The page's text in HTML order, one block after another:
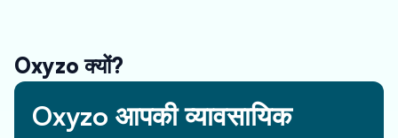
Oxyzo क्यों?
Oxyzo आपकी व्यावसायिक